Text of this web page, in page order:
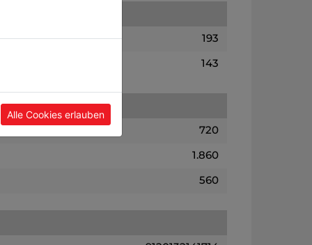
193
143
720
1.860
560
Alle Cookies erlauben